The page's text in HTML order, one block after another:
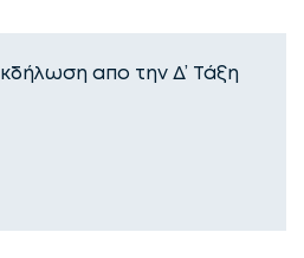
απο την Δ’ Τάξη